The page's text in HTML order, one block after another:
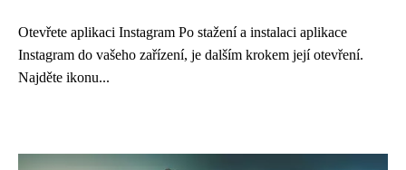
Otevřete aplikaci Instagram Po stažení a instalaci aplikace
Instagram do vašeho zařízení, je dalším krokem její otevření.
Najděte ikonu...